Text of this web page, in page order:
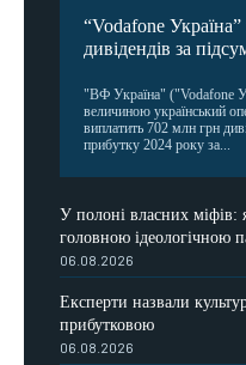
“Vodafone
дивідендів за
"ВФ Україна" ("Vodafone
величиною український
виплатить 702 млн грн
прибутку 2024 року за...
У полоні власних міфів:
головною ідеологічною
06.08.2026
Експерти назвали
прибутковою
06.08.2026